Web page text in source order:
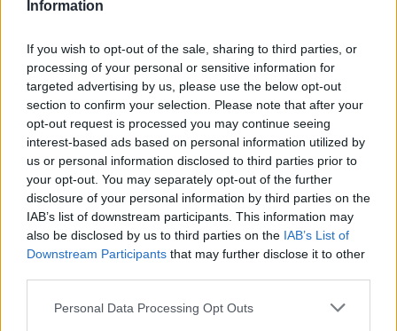
Information
If you wish to opt-out of the sale, sharing to third parties, or
processing of your personal or sensitive information for
targeted advertising by us, please use the below opt-out
section to confirm your selection. Please note that after your
opt-out request is processed you may continue seeing
interest-based ads based on personal information utilized by
us or personal information disclosed to third parties prior to
your opt-out. You may separately opt-out of the further
disclosure of your personal information by third parties on the
IAB’s list of downstream participants. This information may
also be disclosed by us to third parties on the IAB’s List of
Downstream Participants that may further disclose it to other
Personal Data Processing Opt Outs
ξαναζήσουμε το πιο παράλογο ευρωπαϊκό ραντεβού με τον
"εξοικονομήσουμε ενέργεια".
Ελλάδα